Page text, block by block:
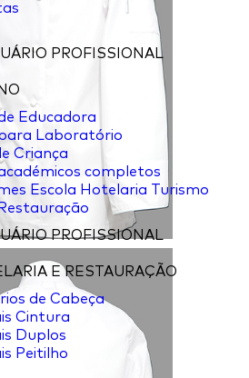
PROFISSIONAL
Educadora
Laboratório
Criança
completos
Escola Hotelaria Turismo
PROFISSIONAL
E RESTAURAÇÃO
de Cabeça
Cintura
Duplos
Peitilho